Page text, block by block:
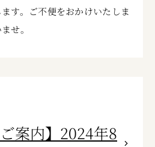
す。ご不便をおかけいたしま
せ。
案内】2024年8